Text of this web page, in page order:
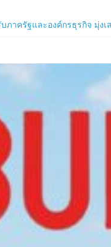
ฟใหม่ ‘Helena’ บูสต์ EXP
ภาครัฐและองค์กรธุรกิจ มุ่ง
เซิร์ฟฯ ใหม่ พร้อมอาวุธเคี